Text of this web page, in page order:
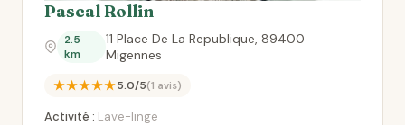
Pascal Rollin
2.5
km
11 Place De La Republique, 89400
Migennes
★★★★★5.0/5(1 avis)
Activité : Lave-linge